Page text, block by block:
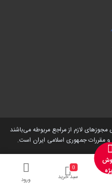
مجوز‌های لازم از مراجع مربوطه می‌باشند
مقررات جمهوری اسلامی ایران است.
0
سبد خرید ورود